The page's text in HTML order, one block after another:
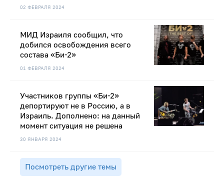
02 ФЕВРАЛЯ 2024
01 ФЕВРАЛЯ 2024
МИД Израиля сообщил, что
добился освобождения всего
состава «Би-2»
30 ЯНВАРЯ 2024
Участников группы «Би-2»
депортируют не в Россию, а в
Израиль. Дополнено: на данный
момент ситуация не решена
Посмотреть другие темы